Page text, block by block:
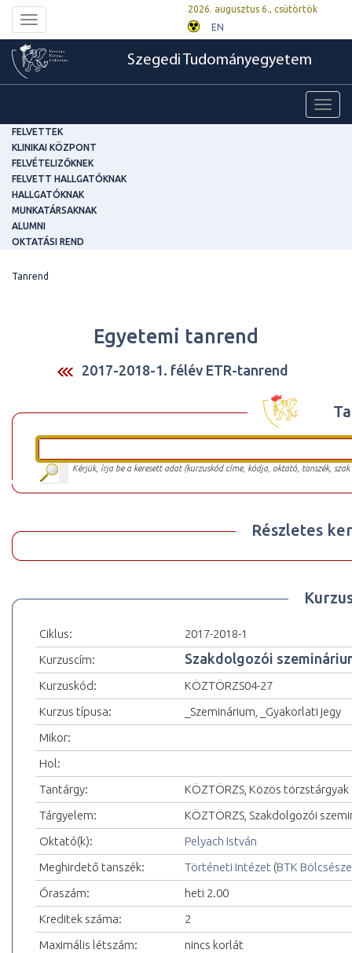
Toggle
navigation
2026. augusztus 6., csütörtök
EN
Szegedi Tudományegyetem
FELVETTEK
KLINIKAI KÖZPONT
FELVÉTELIZŐKNEK
FELVETT HALLGATÓKNAK
HALLGATÓKNAK
MUNKATÁRSAKNAK
ALUMNI
OKTATÁSI REND
Tanrend
Egyetemi tanrend
2017-2018-1. félév ETR-tanrend
Kérjük, írja be a keresett adat (kurzuskód címe, kódja, oktató, tanszék,
Részletes
Ciklus:
2017-2018-1
Kurzuscím:
Szakdolgozói
Kurzuskód:
KÖZTÖRZS04-27
Kurzus típusa:
_Szeminárium, _Gyakorlati jegy
Mikor:
Hol:
Tantárgy:
KÖZTÖRZS, Közös törzstárgyak
Tárgyelem:
KÖZTÖRZS, Szakdolgozói
Oktató(k):
Pelyach István
Meghirdető tanszék:
Történeti Intézet (BTK
Óraszám:
heti 2.00
Kreditek száma:
2
Maximális létszám:
nincs korlát